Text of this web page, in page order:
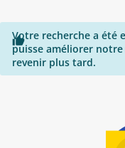

Votre recherche a été
puisse améliorer
revenir plus tard.